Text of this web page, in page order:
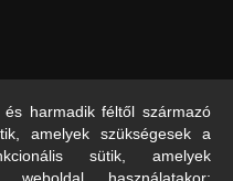
harmadik féltől származó
amelyek szükségesek a
sütik, amelyek